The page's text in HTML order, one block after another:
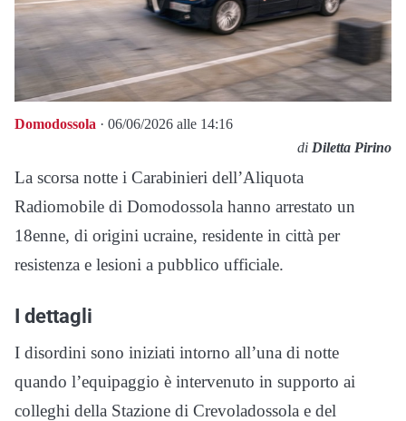
Domodossola · 06/06/2026 alle 14:16
di Diletta Pirino
La scorsa notte i Carabinieri dell’Aliquota
Radiomobile di Domodossola hanno arrestato un
18enne, di origini ucraine, residente in città per
resistenza e lesioni a pubblico ufficiale.
I dettagli
I disordini sono iniziati intorno all’una di notte
quando l’equipaggio è intervenuto in supporto ai
colleghi della Stazione di Crevoladossola e del